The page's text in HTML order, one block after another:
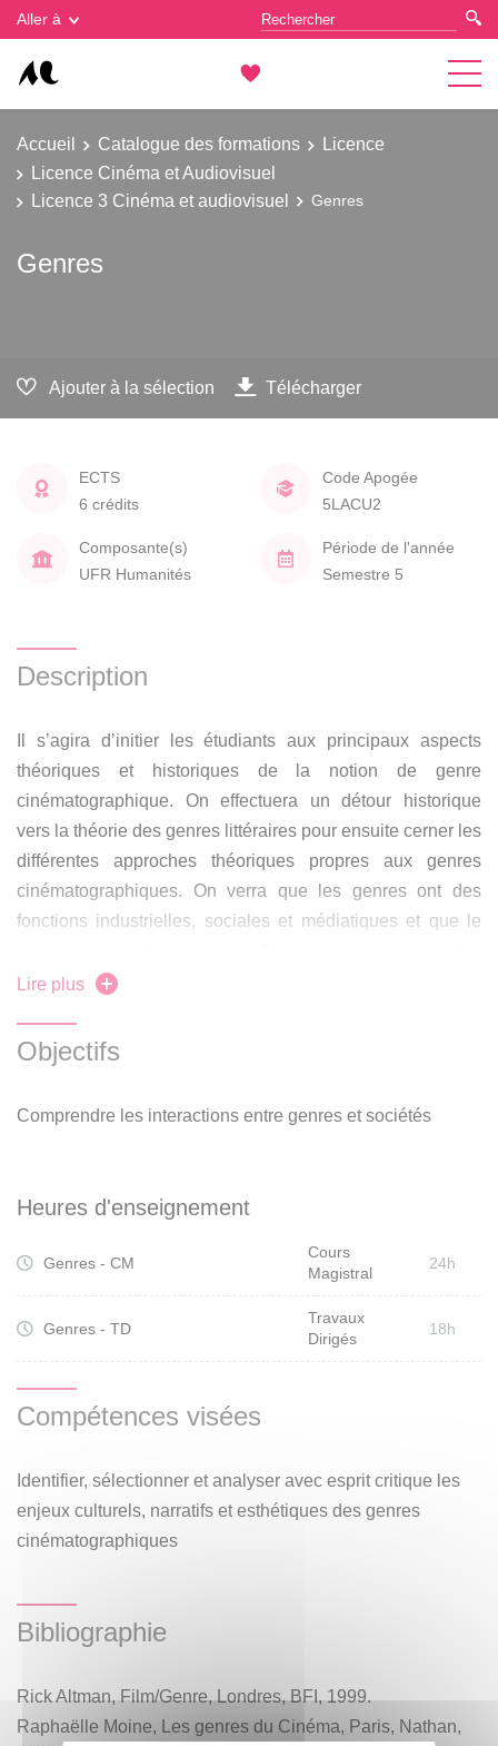
Aller à
Accueil Catalogue des formations
Licence
Licence Cinéma et Audiovisuel
Licence 3 Cinéma et audiovisuel
Genres
Genres
Ajouter à la sélection Télécharger
ECTS
6 crédits
Code Apogée
5LACU2
Composante(s)
UFR Humanités
Période de l'année
Semestre 5
Description
Il s’agira d’initier les étudiants aux principaux aspects
théoriques et historiques de la notion de genre
cinématographique. On effectuera un détour historique
vers la théorie des genres littéraires pour ensuite cerner les
différentes approches théoriques propres aux genres
cinématographiques. On verra que les genres ont des
fonctions industrielles, sociales et médiatiques et que le
relations entre film et genre, genre et identité ou encore la
des exemples précis.
Lire plus
Objectifs
Comprendre les interactions entre genres et sociétés
Heures d'enseignement
Genres - CM
Cours
Magistral
24h
Genres - TD
Travaux
Dirigés
18h
Compétences visées
Identifier, sélectionner et analyser avec esprit critique les
enjeux culturels, narratifs et esthétiques des genres
cinématographiques
Bibliographie
Rick Altman, Film/Genre, Londres, BFI, 1999.
Raphaëlle Moine, Les genres du Cinéma, Paris, Nathan,
Gestion des cookies